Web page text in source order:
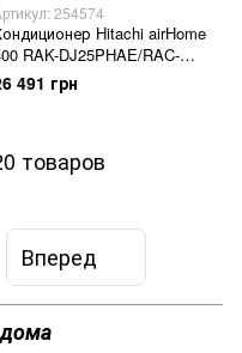
254574
Hitachi airHome
RAK-DJ25PHAE/RAC-
491 грн
товаров
Вперед